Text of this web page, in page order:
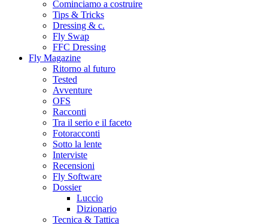
Cominciamo a costruire
Tips & Tricks
Dressing & c.
Fly Swap
FFC Dressing
Fly Magazine
Ritorno al futuro
Tested
Avventure
OFS
Racconti
Tra il serio e il faceto
Fotoracconti
Sotto la lente
Interviste
Recensioni
Fly Software
Dossier
Luccio
Dizionario
Tecnica & Tattica